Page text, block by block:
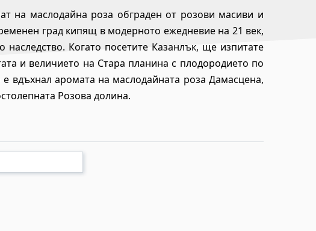
на маслодайна роза обграден от розови масиви и
град кипящ в модерното ежедневие на 21 век,
Когато посетите Казанлък, ще изпитате
и величието на Стара планина с плодородието по
вдъхнал аромата на маслодайната роза Дамасцена,
Розова долина.